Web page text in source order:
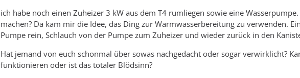
ich habe noch einen Zuheizer 3 kW aus dem T4 rumliegen sowie eine
machen? Da kam mir die Idee, das Ding zur Warmwasserbereitung zu verwenden.
Pumpe rein, Schlauch von der Pumpe zum Zuheizer und wieder zurück in den
Hat jemand von euch schonmal über sowas nachgedacht oder sogar verwirklicht?
funktionieren oder ist das totaler Blödsinn?